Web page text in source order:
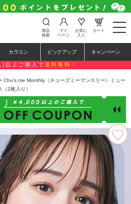
t
o
e
n
a
a
i
o
n
商品
検索
マイ
ページ
お気に
入り
カート
カラコン ピックアップ キャンペーン
上ご購入で 送料無料！
Chu's me Monthly（チューズミーマンスリー）ミュー
2枚入り）